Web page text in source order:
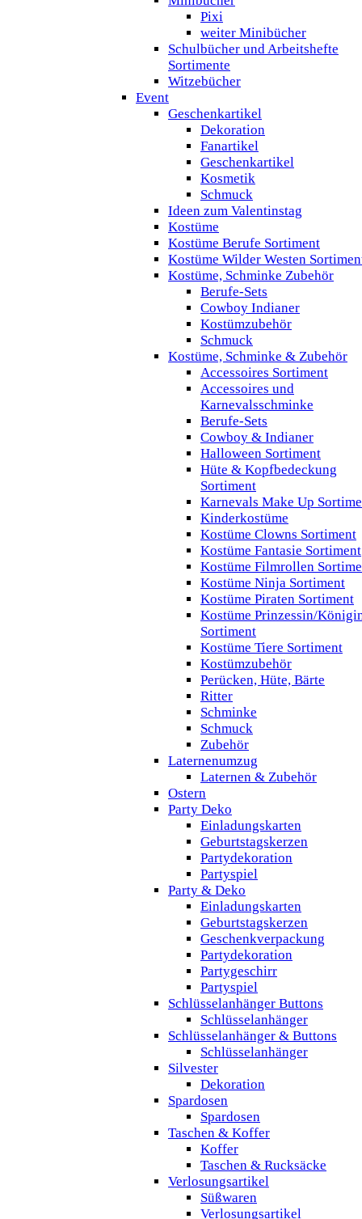
Pixi
weiter Minibücher
Schulbücher und Arbeitshefte
Sortimente
Witzebücher
Event
Geschenkartikel
Dekoration
Fanartikel
Geschenkartikel
Kosmetik
Schmuck
Ideen zum Valentinstag
Kostüme
Kostüme Berufe Sortiment
Kostüme Wilder Westen
Kostüme, Schminke Zubehör
Berufe-Sets
Cowboy Indianer
Kostümzubehör
Schmuck
Kostüme, Schminke & Zubehör
Accessoires Sortiment
Accessoires und
Karnevalsschminke
Berufe-Sets
Cowboy & Indianer
Halloween Sortiment
Hüte & Kopfbedeckung
Sortiment
Karnevals Make Up
Kinderkostüme
Kostüme Clowns Sortiment
Kostüme Fantasie Sortiment
Kostüme Filmrollen
Kostüme Ninja Sortiment
Kostüme Piraten Sortiment
Kostüme Prinzessin/
Sortiment
Kostüme Tiere Sortiment
Kostümzubehör
Perücken, Hüte, Bärte
Ritter
Schminke
Schmuck
Zubehör
Laternenumzug
Laternen & Zubehör
Ostern
Party Deko
Einladungskarten
Geburtstagskerzen
Partydekoration
Partyspiel
Party & Deko
Einladungskarten
Geburtstagskerzen
Geschenkverpackung
Partydekoration
Partygeschirr
Partyspiel
Schlüsselanhänger Buttons
Schlüsselanhänger
Schlüsselanhänger & Buttons
Schlüsselanhänger
Silvester
Dekoration
Spardosen
Spardosen
Taschen & Koffer
Koffer
Taschen & Rucksäcke
Verlosungsartikel
Süßwaren
Verlosungsartikel